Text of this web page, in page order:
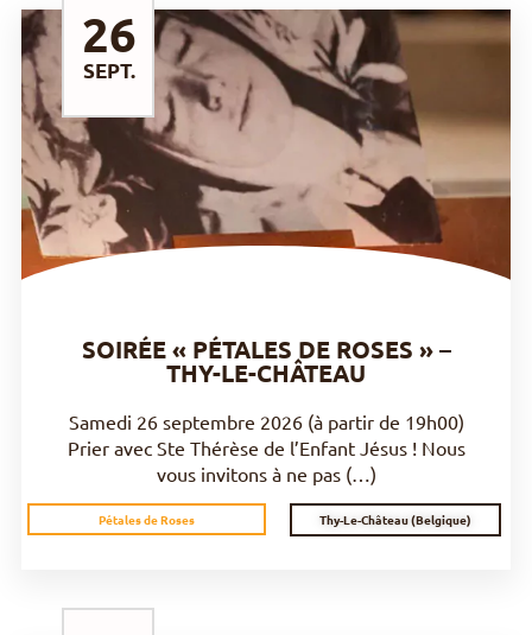
SEPT.
DÉCOUVRIR
SOIRÉE « PÉTALES DE ROSES » –
THY-LE-CHÂTEAU
Samedi 26 septembre 2026 (à partir de 19h00)
Prier avec Ste Thérèse de l’Enfant Jésus ! Nous
vous invitons à ne pas (…)
Pétales de Roses Thy-Le-Château (Belgique)
26